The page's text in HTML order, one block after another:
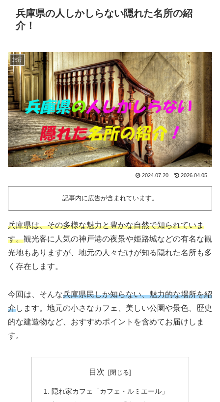
兵庫県の人しかしらない隠れた名所の紹
介！
旅行
2024.07.20 2026.04.05
記事内に広告が含まれています。
兵庫県は、その多様な魅力と豊かな自然で知られていま
す。観光客に人気の神戸港の夜景や姫路城などの有名な観
光地もありますが、地元の人々だけが知る隠れた名所も多
く存在します。
今回は、そんな兵庫県民しか知らない、魅力的な場所を紹
介します。地元の小さなカフェ、美しい公園や景色、歴史
的な建造物など、おすすめポイントを含めてお届けしま
す。
目次
隠れ家カフェ「カフェ・ルミエール」